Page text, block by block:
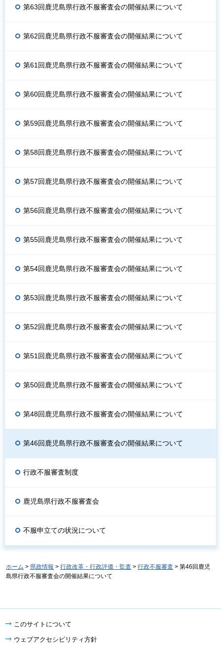
第63回鹿児島県行政不服審査会の開催結果について
第62回鹿児島県行政不服審査会の開催結果について
第61回鹿児島県行政不服審査会の開催結果について
第60回鹿児島県行政不服審査会の開催結果について
第59回鹿児島県行政不服審査会の開催結果について
第58回鹿児島県行政不服審査会の開催結果について
第57回鹿児島県行政不服審査会の開催結果について
第56回鹿児島県行政不服審査会の開催結果について
第55回鹿児島県行政不服審査会の開催結果について
第54回鹿児島県行政不服審査会の開催結果について
第53回鹿児島県行政不服審査会の開催結果について
第52回鹿児島県行政不服審査会の開催結果について
第51回鹿児島県行政不服審査会の開催結果について
第50回鹿児島県行政不服審査会の開催結果について
第48回鹿児島県行政不服審査会の開催結果について
第46回鹿児島県行政不服審査会の開催結果について
行政不服審査制度
鹿児島県行政不服審査会
不服申立ての状況について
ホーム > 県政情報 > 行政改革・行政評価・監査 > 行政不服審査 > 第46回鹿児
島県行政不服審査会の開催結果について
このサイトについて
ウェブアクセシビリティ方針